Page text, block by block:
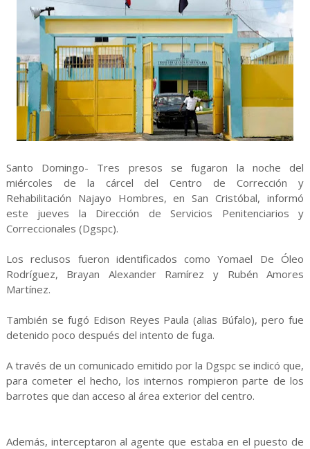
Santo Domingo- Tres presos se fugaron la noche del
miércoles de la cárcel del Centro de Corrección y
Rehabilitación Najayo Hombres, en San Cristóbal, informó
este jueves la Dirección de Servicios Penitenciarios y
Correccionales (Dgspc).
Los reclusos fueron identificados como Yomael De Óleo
Rodríguez, Brayan Alexander Ramírez y Rubén Amores
Martínez.
También se fugó Edison Reyes Paula (alias Búfalo), pero fue
detenido poco después del intento de fuga.
A través de un comunicado emitido por la Dgspc se indicó que,
para cometer el hecho, los internos rompieron parte de los
barrotes que dan acceso al área exterior del centro.
Además, interceptaron al agente que estaba en el puesto de